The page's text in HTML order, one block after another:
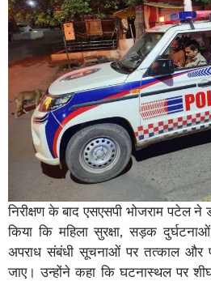
निरीक्षण के बाद एसएसपी भोजराम पटेल
किया कि महिला सुरक्षा, सड़क
अपराध संबंधी सूचनाओं पर तत्काल और
जाए। उन्होंने कहा कि घटनास्थल पर